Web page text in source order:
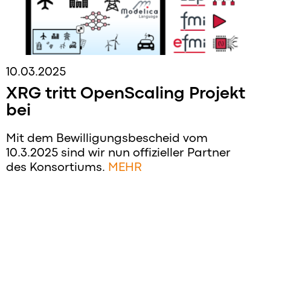
10.03.2025
XRG tritt OpenScaling Projekt
bei
Mit dem Bewilligungsbescheid vom
10.3.2025 sind wir nun offizieller Partner
des Konsortiums. MEHR